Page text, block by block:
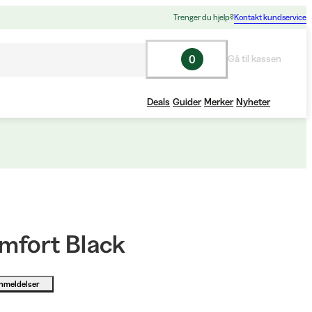
Trenger du hjelp?Kontakt kundservice
0 Gå til kassen
Deals Guider Merker Nyheter
Black